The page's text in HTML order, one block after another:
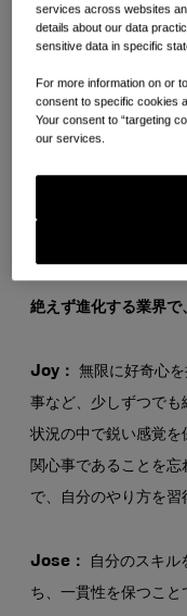
Aveeno Body のシニ
に話を聞き、オフィ
しているかを確認し
はスキルの磨き方、
的な洞察を共有します
絶えず進化する業界で
Joy： 無限に好奇心
事など、少しずつでも
状況の中で鋭い感覚を
関心事であることを
で、自分のやり方を習
Jose： 自分のスキ
ち、一貫性を保つこ
services across websites
details about our data
sensitive data in specific
For more information on or
consent to specific cookies
Your consent to “targeting
our services.